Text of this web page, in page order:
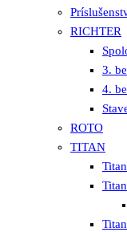
RICHTER
3.
4.
ROTO
TITAN